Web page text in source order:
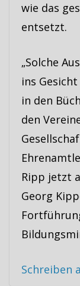
wie das
entsetzt.
„Solche
ins
in den
den
Ripp jetzt
Georg
Schreiben